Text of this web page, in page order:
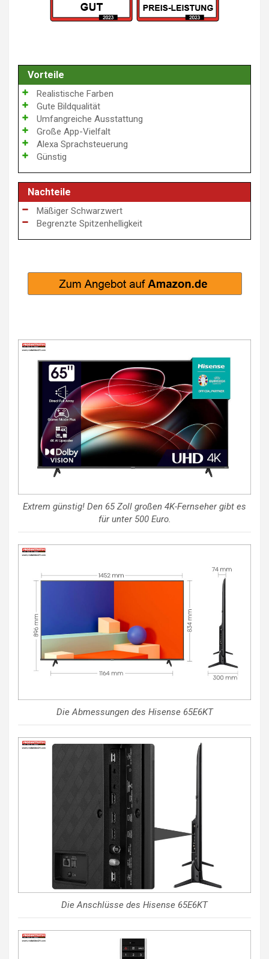
Vorteile
Realistische Farben
Gute Bildqualität
Umfangreiche Ausstattung
Große App-Vielfalt
Alexa Sprachsteuerung
Günstig
Nachteile
Mäßiger Schwarzwert
Begrenzte Spitzenhelligkeit
Extrem günstig! Den 65 Zoll großen 4K-Fernseher gibt es
für unter 500 Euro.
Die Abmessungen des Hisense 65E6KT
Die Anschlüsse des Hisense 65E6KT